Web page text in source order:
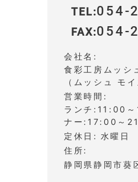
TEL 054-
FAX 054-
会社名
食彩工房ムッシ
（ムッシュ モイ
営業時間
ランチ:11:00～
ナー:17:00～
定休日
水曜日
住所
静岡県静岡市葵